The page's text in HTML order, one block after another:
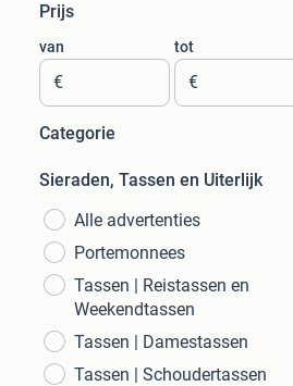
Prijs
van
€
tot
€
Categorie
Sieraden, Tassen en Uiterlijk
Alle advertenties
Portemonnees
Tassen | Reistassen en
Weekendtassen
Tassen | Damestassen
Tassen | Schoudertassen